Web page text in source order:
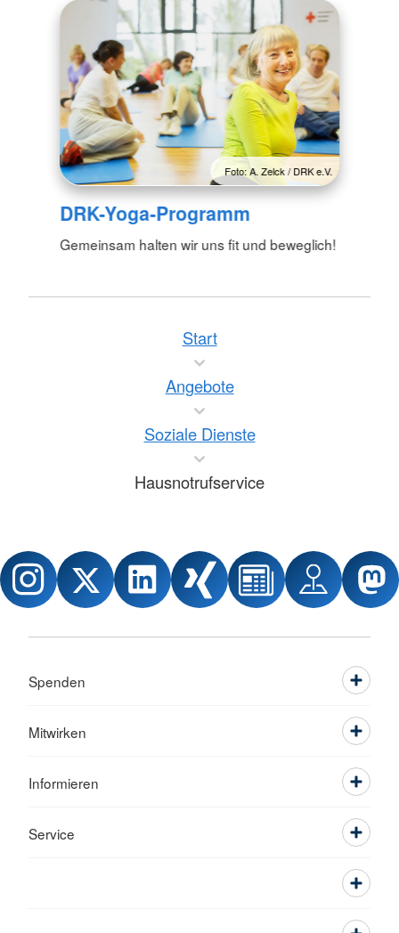
Foto: A. Zelck / DRK e.V.
DRK-Yoga-Programm
Gemeinsam halten wir uns fit und beweglich!
Start
Angebote
Soziale Dienste
Hausnotrufservice
Spenden
Mitwirken
Informieren
Service